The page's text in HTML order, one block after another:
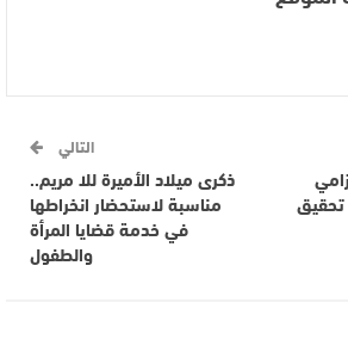
التالي
ذكرى ميلاد الأميرة للا مريم..
مناسبة لاستحضار انخراطها
في خدمة قضايا المرأة
والطفول